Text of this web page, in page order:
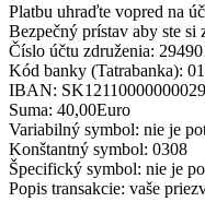
Platbu uhraďte vopred na
Bezpečný prístav aby ste si
Číslo účtu združenia:
Kód banky (Tatrabanka):
IBAN:
Suma: 40,00Euro
Variabilný symbol: nie je
Konštantný symbol: 0308
Špecifický symbol: nie je
Popis transakcie: vaše